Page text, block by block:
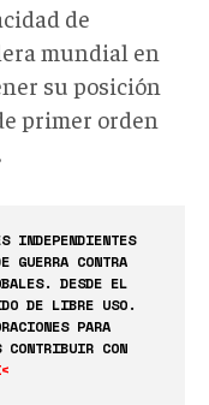
de
mundial en
su posición
primer orden
INDEPENDIENTES
GUERRA CONTRA
DESDE EL
DE LIBRE USO.
PARA
CONTRIBUIR CON